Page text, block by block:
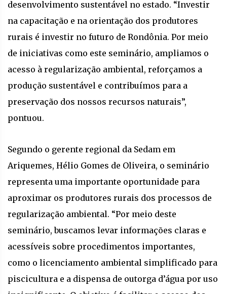
desenvolvimento sustentável no estado. “Investir
na capacitação e na orientação dos produtores
rurais é investir no futuro de Rondônia. Por meio
de iniciativas como este seminário, ampliamos o
acesso à regularização ambiental, reforçamos a
produção sustentável e contribuímos para a
preservação dos nossos recursos naturais”,
pontuou.
Segundo o gerente regional da Sedam em
Ariquemes, Hélio Gomes de Oliveira, o seminário
representa uma importante oportunidade para
aproximar os produtores rurais dos processos de
regularização ambiental. “Por meio deste
seminário, buscamos levar informações claras e
acessíveis sobre procedimentos importantes,
como o licenciamento ambiental simplificado para
piscicultura e a dispensa de outorga d’água por uso